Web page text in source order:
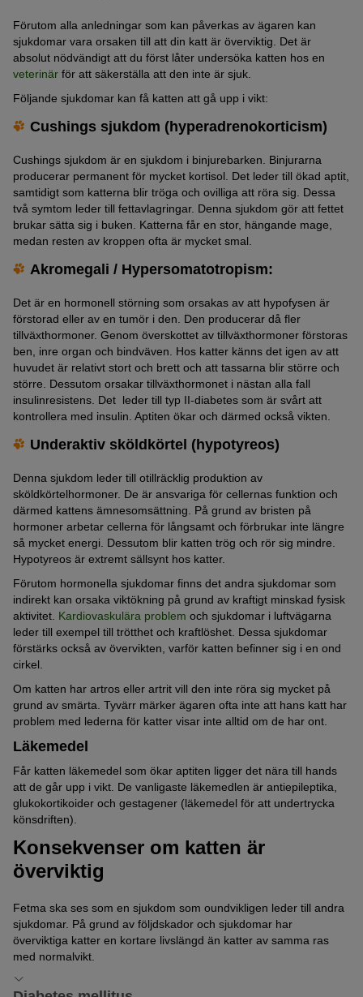
Förutom alla anledningar som kan påverkas av ägaren kan
sjukdomar vara orsaken till att din katt är överviktig. Det är
absolut nödvändigt att du först låter undersöka katten hos en
veterinär för att säkerställa att den inte är sjuk.
Följande sjukdomar kan få katten att gå upp i vikt:
Cushings sjukdom (hyperadrenokorticism)
Cushings sjukdom är en sjukdom i binjurebarken. Binjurarna
producerar permanent för mycket kortisol. Det leder till ökad aptit,
samtidigt som katterna blir tröga och ovilliga att röra sig. Dessa
två symtom leder till fettavlagringar. Denna sjukdom gör att fettet
brukar sätta sig i buken. Katterna får en stor, hängande mage,
medan resten av kroppen ofta är mycket smal.
Akromegali / Hypersomatotropism:
Det är en hormonell störning som orsakas av att hypofysen är
förstorad eller av en tumör i den. Den producerar då fler
tillväxthormoner. Genom överskottet av tillväxthormoner förstoras
ben, inre organ och bindväven. Hos katter känns det igen av att
huvudet är relativt stort och brett och att tassarna blir större och
större. Dessutom orsakar tillväxthormonet i nästan alla fall
insulinresistens. Det leder till typ II-diabetes som är svårt att
kontrollera med insulin. Aptiten ökar och därmed också vikten.
Underaktiv sköldkörtel (hypotyreos)
Denna sjukdom leder till otillräcklig produktion av
sköldkörtelhormoner. De är ansvariga för cellernas funktion och
därmed kattens ämnesomsättning. På grund av bristen på
hormoner arbetar cellerna för långsamt och förbrukar inte längre
så mycket energi. Dessutom blir katten trög och rör sig mindre.
Hypotyreos är extremt sällsynt hos katter.
Förutom hormonella sjukdomar finns det andra sjukdomar som
indirekt kan orsaka viktökning på grund av kraftigt minskad fysisk
aktivitet. Kardiovaskulära problem och sjukdomar i luftvägarna
leder till exempel till trötthet och kraftlöshet. Dessa sjukdomar
förstärks också av övervikten, varför katten befinner sig i en ond
cirkel.
Om katten har artros eller artrit vill den inte röra sig mycket på
grund av smärta. Tyvärr märker ägaren ofta inte att hans katt har
problem med lederna för katter visar inte alltid om de har ont.
Läkemedel
Får katten läkemedel som ökar aptiten ligger det nära till hands
att de går upp i vikt. De vanligaste läkemedlen är antiepileptika,
glukokortikoider och gestagener (läkemedel för att undertrycka
könsdriften).
Konsekvenser om katten är
överviktig
Fetma ska ses som en sjukdom som oundvikligen leder till andra
sjukdomar. På grund av följdskador och sjukdomar har
överviktiga katter en kortare livslängd än katter av samma ras
med normalvikt.